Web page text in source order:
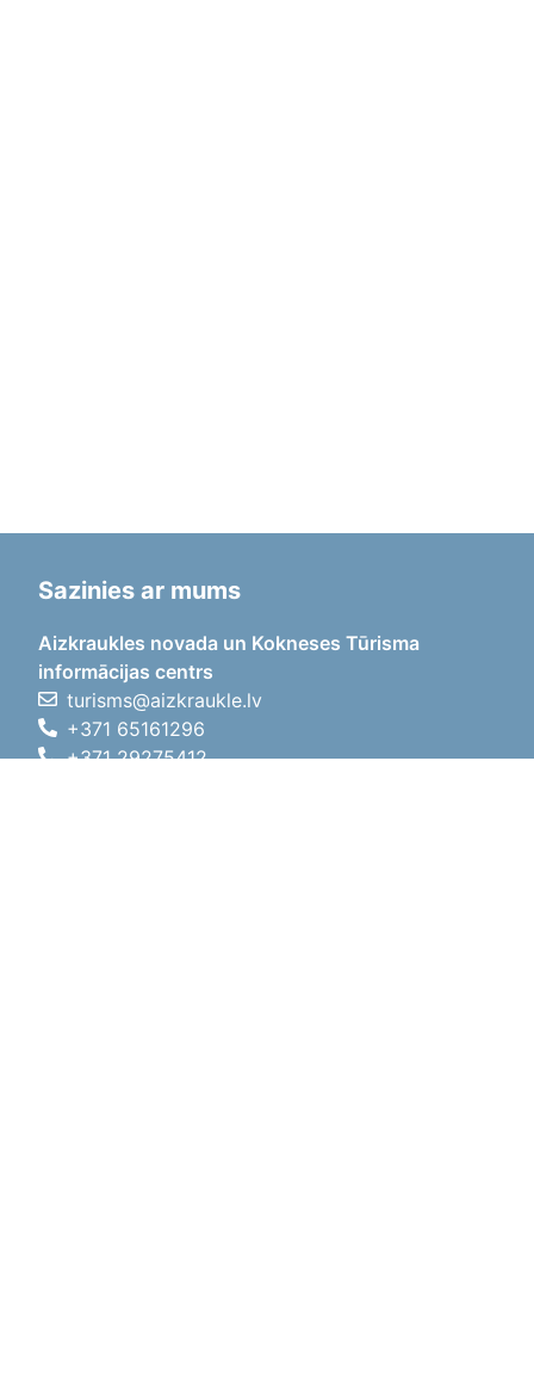
Sazinies ar mums
Aizkraukles novada un Kokneses Tūrisma
informācijas centrs
turisms@aizkraukle.lv
+371 65161296
+371 29275412